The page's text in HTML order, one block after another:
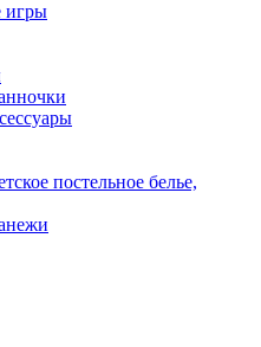
игры
постельное белье,